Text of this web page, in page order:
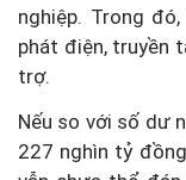
nghiệp. Trong
phát điện, truyền
trợ.
Nếu so với số dư
227 nghìn tỷ